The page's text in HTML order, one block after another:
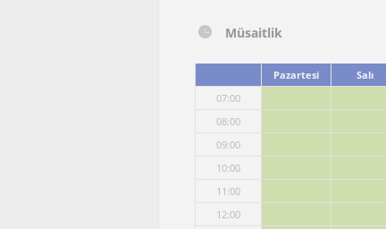
Müsaitlik
Pazartesi Salı
07:00
08:00
09:00
10:00
11:00
12:00